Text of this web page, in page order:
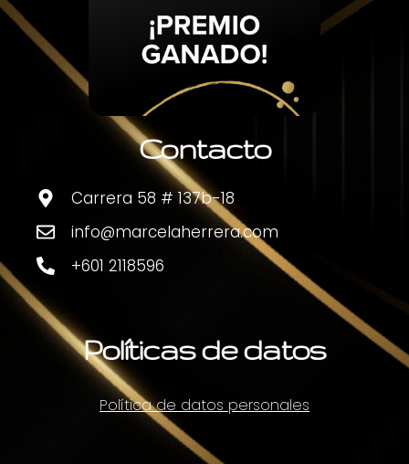
Contacto
Carrera 58 # 137b-18
info@marcelaherrera.com
+601 2118596
Políticas de datos
Política de datos personales